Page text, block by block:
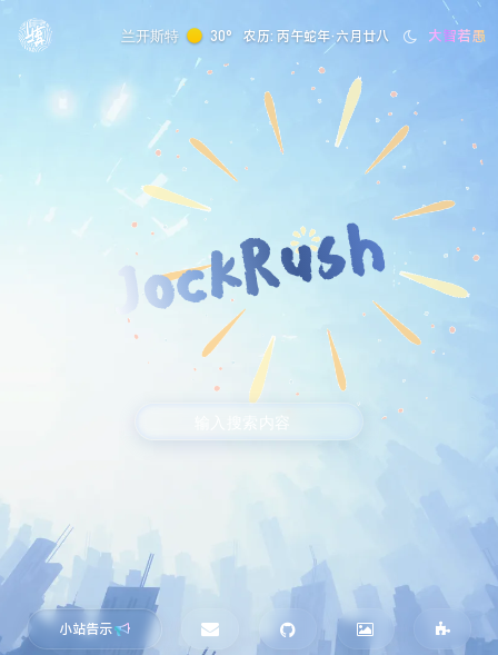
兰开斯特 30° 农历: 丙午蛇年·六月廿八 大智若愚
JockRush
小站告示